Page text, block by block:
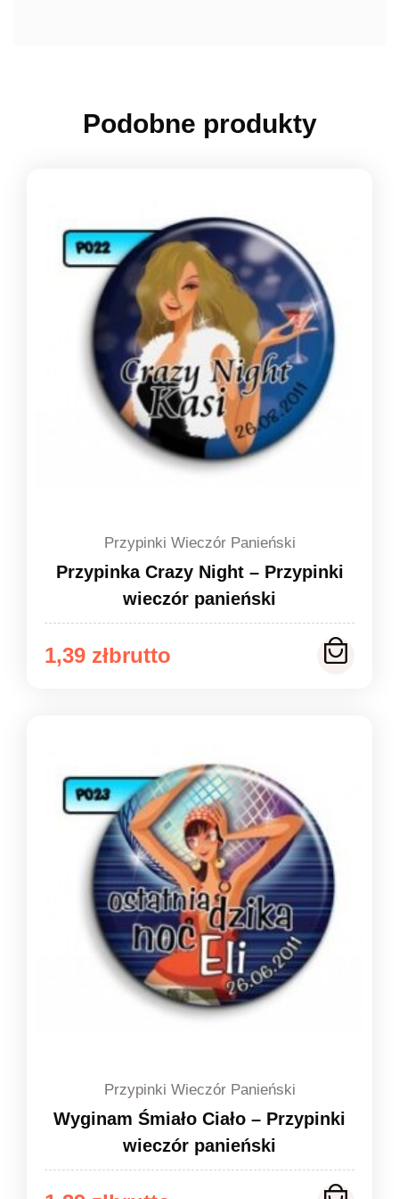
Podobne produkty
Przypinki Wieczór Panieński
Przypinka Crazy Night – Przypinki
wieczór panieński
1,39 zł
Zakres
do
1,49 zł
Przypinki Wieczór Panieński
Wyginam Śmiało Ciało – Przypinki
wieczór panieński